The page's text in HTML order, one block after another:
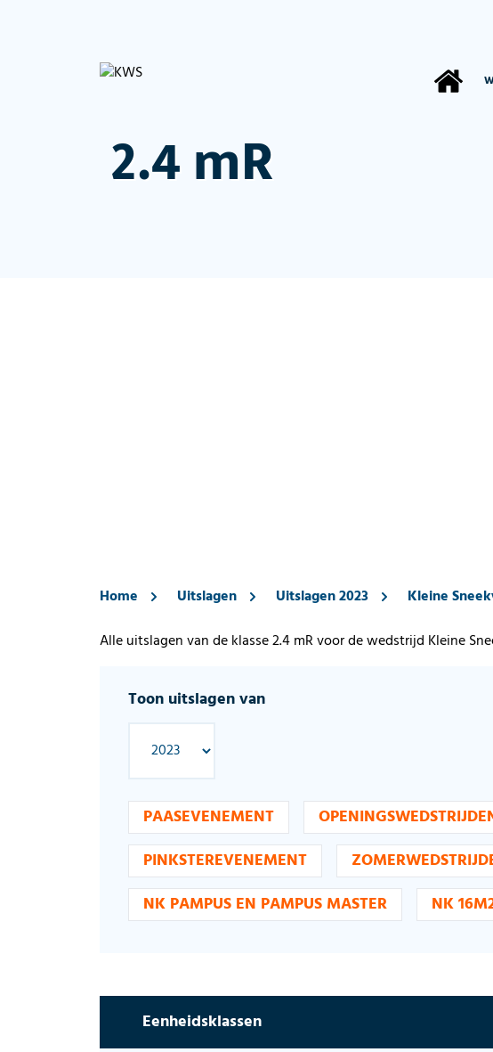
2.4 mR
Home Uitslagen Uitslagen 2023 Kleine
Alle uitslagen van de klasse 2.4 mR voor de wedstrijd Kleine
Toon uitslagen van
PAASEVENEMENT
PINKSTEREVENEMENT
NK PAMPUS EN PAMPUS MASTER
NK
Eenheidsklassen